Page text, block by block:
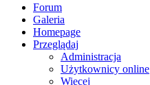
Forum
Galeria
Homepage
Przeglądaj
Administracja
Użytkownicy online
Więcej